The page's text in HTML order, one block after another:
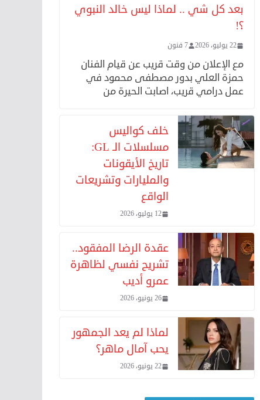
بعد كل شي .. لماذا ليس خالد النبوي
؟!
22 يوليو، 2026 7 فنون
مع الإعلان من وقت قريب عن قيام الفنان
حمزة العلي بدور مصطفى محمود في
عمل درامي قريب، اصابت الحيرة من
خلف كواليس
مسلسلات الـ GL:
تاريخ الأيقونات
والمليارات وتشريعات
الواقع
12 يوليو، 2026
عقدة الرضا المفقود..
تشريح نفسي لظاهرة
عمرو أديب
26 يونيو، 2026
لماذا لم يعد الجمهور
يحب آمال ماهر؟
22 يونيو، 2026